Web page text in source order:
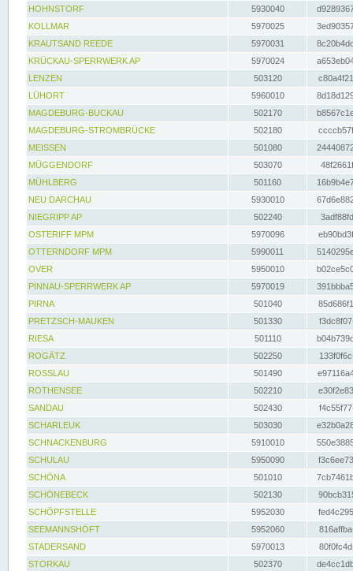
HOHNSTORF
5930040
KOLLMAR
5970025
KRAUTSAND REEDE
5970031
KRÜCKAU-SPERRWERK AP
5970024
LENZEN
503120
LÜHORT
5960010
MAGDEBURG-BUCKAU
502170
MAGDEBURG-STROMBRÜCKE
502180
MEISSEN
501080
MÜGGENDORF
503070
MÜHLBERG
501160
NEU DARCHAU
5930010
NIEGRIPP AP
502240
OSTERIFF MPM
5970096
OTTERNDORF MPM
5990011
OVER
5950010
PINNAU-SPERRWERK AP
5970019
PIRNA
501040
PRETZSCH-MAUKEN
501330
RIESA
501110
ROGÄTZ
502250
ROSSLAU
501490
ROTHENSEE
502210
SANDAU
502430
SCHARLEUK
503030
SCHNACKENBURG
5910010
SCHULAU
5950090
SCHÖNA
501010
SCHÖNEBECK
502130
SCHÖPFSTELLE
5952030
SEEMANNSHÖFT
5952060
STADERSAND
5970013
STORKAU
502370